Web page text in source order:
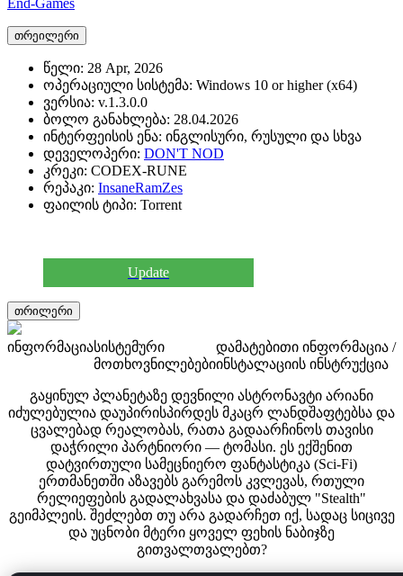
თრეილერი
წელი: 28 Apr, 2026
ოპერაციული სისტემა: Windows 10 or higher (x64)
ვერსია: v.1.3.0.0
ბოლო განახლება: 28.04.2026
ინტერფეისის ენა: ინგლისური, რუსული და სხვა
დეველოპერი: DON'T NOD
კრეკი: CODEX-RUNE
რეპაკი: InsaneRamZes
ფაილის ტიპი: Torrent
Update
თრილერი
ინფორმაციასისტემური
მოთხოვნილებები
დამატებითი ინფორმაცია /
ინსტალაციის ინსტრუქცია
გაყინულ პლანეტაზე დევნილი ასტრონავტი არიანი
იძულებულია დაუპირისპირდეს მკაცრ ლანდშაფტებსა და
ცვალებად რეალობას, რათა გადაარჩინოს თავისი
დაჭრილი პარტნიორი — ტომასი. ეს ექშენით
დატვირთული სამეცნიერო ფანტასტიკა (Sci-Fi)
ერთმანეთში აზავებს გარემოს კვლევას, რთული
რელიეფების გადალახვასა და დაძაბულ "Stealth"
გეიმპლეის. შეძლებთ თუ არა გადარჩეთ იქ, სადაც სიცივე
და უცნობი მტერი ყოველ ფეხის ნაბიჯზე
გითვალთვალებთ?